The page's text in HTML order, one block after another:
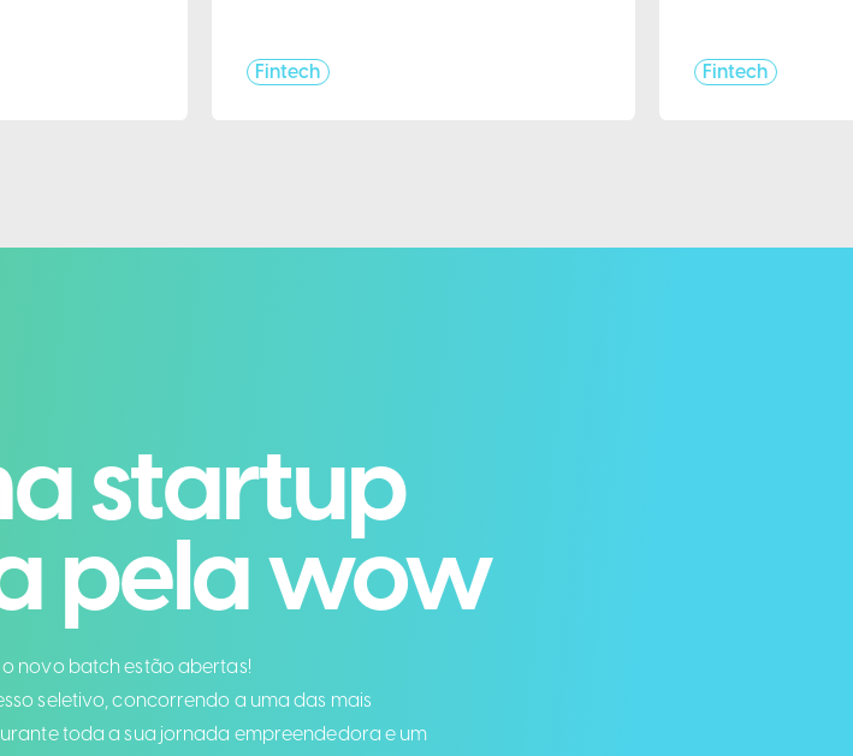
Fintech Fintech
startup
pela wow
novo batch estão abertas!
seletivo, concorrendo a uma das mais
toda a sua jornada empreendedora e um